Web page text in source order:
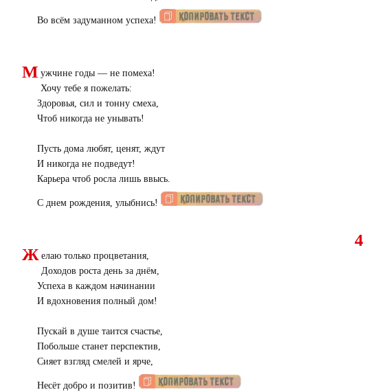
Во всём задуманном успеха!
М ужчине годы — не помеха!
Хочу тебе я пожелать:
Здоровья, сил и тонну смеха,
Чтоб никогда не унывать!
Пусть дома любят, ценят, ждут
И никогда не подведут!
Карьера чтоб росла лишь ввысь.
С днем рождения, улыбнись!
Ж елаю только процветания,
Доходов роста день за днём,
Успеха в каждом начинании
И вдохновения полный дом!
Пускай в душе таится счастье,
Побольше станет перспектив,
Сияет взгляд смелей и ярче,
Несёт добро и позитив!
4